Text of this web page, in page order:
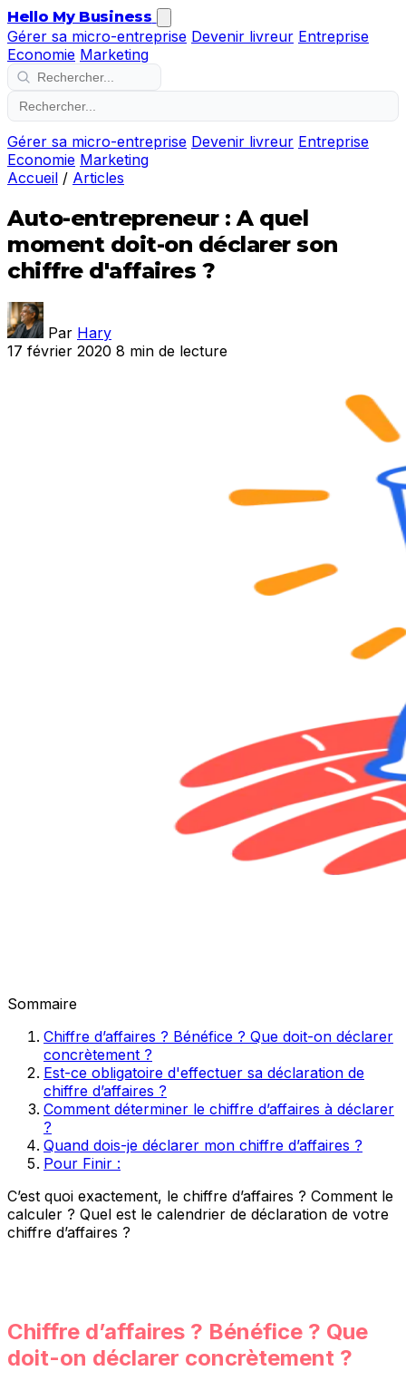
Hello My Business
Gérer sa micro-entreprise Devenir livreur Entreprise
Economie Marketing
Gérer sa micro-entreprise Devenir livreur Entreprise
Economie Marketing
Accueil / Articles
Auto-entrepreneur : A quel
moment doit-on déclarer son
chiffre d'affaires ?
Par Hary
17 février 2020 8 min de lecture
Sommaire
Chiffre d’affaires ? Bénéfice ? Que doit-on déclarer
concrètement ?
Est-ce obligatoire d'effectuer sa déclaration de
chiffre d’affaires ?
Comment déterminer le chiffre d’affaires à déclarer
?
Quand dois-je déclarer mon chiffre d’affaires ?
Pour Finir :
C’est quoi exactement, le chiffre d’affaires ? Comment le
calculer ? Quel est le calendrier de déclaration de votre
chiffre d’affaires ?
Chiffre d’affaires ? Bénéfice ? Que
doit-on déclarer concrètement ?